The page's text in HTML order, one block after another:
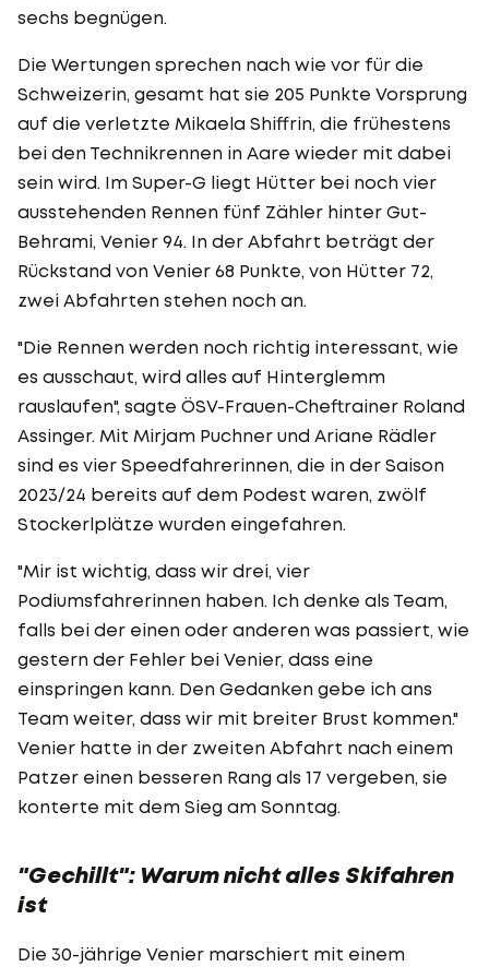
sechs begnügen.
Die Wertungen sprechen nach wie vor für die
Schweizerin, gesamt hat sie 205 Punkte Vorsprung
auf die verletzte Mikaela Shiffrin, die frühestens
bei den Technikrennen in Aare wieder mit dabei
sein wird. Im Super-G liegt Hütter bei noch vier
ausstehenden Rennen fünf Zähler hinter Gut-
Behrami, Venier 94. In der Abfahrt beträgt der
Rückstand von Venier 68 Punkte, von Hütter 72,
zwei Abfahrten stehen noch an.
"Die Rennen werden noch richtig interessant, wie
es ausschaut, wird alles auf Hinterglemm
rauslaufen", sagte ÖSV-Frauen-Cheftrainer Roland
Assinger. Mit Mirjam Puchner und Ariane Rädler
sind es vier Speedfahrerinnen, die in der Saison
2023/24 bereits auf dem Podest waren, zwölf
Stockerlplätze wurden eingefahren.
"Mir ist wichtig, dass wir drei, vier
Podiumsfahrerinnen haben. Ich denke als Team,
falls bei der einen oder anderen was passiert, wie
gestern der Fehler bei Venier, dass eine
einspringen kann. Den Gedanken gebe ich ans
Team weiter, dass wir mit breiter Brust kommen."
Venier hatte in der zweiten Abfahrt nach einem
Patzer einen besseren Rang als 17 vergeben, sie
konterte mit dem Sieg am Sonntag.
"Gechillt": Warum nicht alles Skifahren
ist
Die 30-jährige Venier marschiert mit einem